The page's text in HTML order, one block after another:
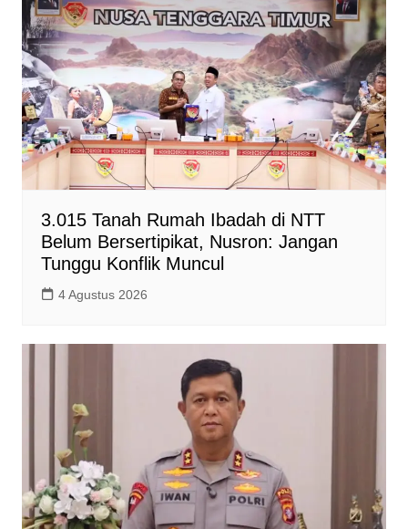
3.015 Tanah Rumah Ibadah di NTT
Belum Bersertipikat, Nusron: Jangan
Tunggu Konflik Muncul
4 Agustus 2026